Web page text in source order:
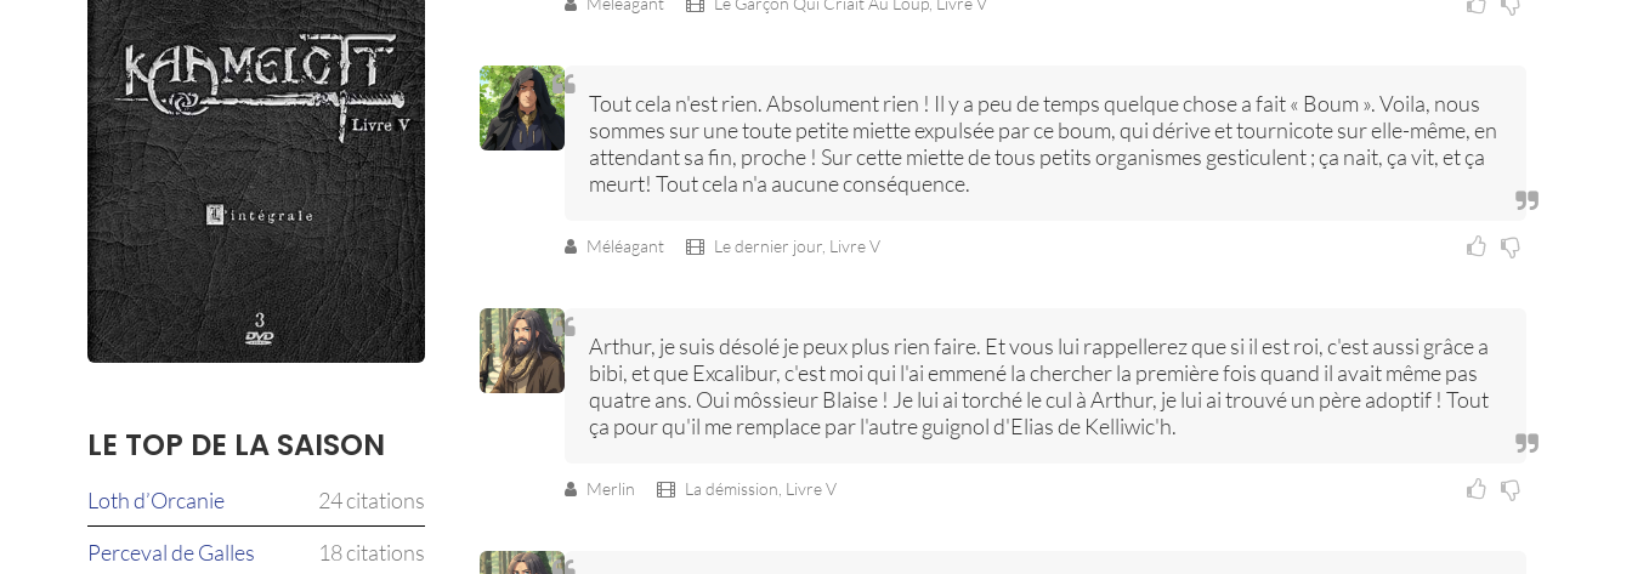
LE TOP DE LA SAISON
Loth d’Orcanie
24 citations
Perceval de Galles
18 citations
Tout cela n'est rien. Absolument rien ! Il y a peu de temps quelque chose a fait « Boum ». Voila, nous
sommes sur une toute petite miette expulsée par ce boum, qui dérive et tournicote sur elle-même, en
attendant sa fin, proche ! Sur cette miette de tous petits organismes gesticulent ; ça nait, ça vit, et ça
meurt! Tout cela n'a aucune conséquence.
Méléagant Le dernier jour, Livre V
Arthur, je suis désolé je peux plus rien faire. Et vous lui rappellerez que si il est roi, c'est aussi grâce a
bibi, et que Excalibur, c'est moi qui l'ai emmené la chercher la première fois quand il avait même pas
quatre ans. Oui môssieur Blaise ! Je lui ai torché le cul à Arthur, je lui ai trouvé un père adoptif ! Tout
ça pour qu'il me remplace par l'autre guignol d'Elias de Kelliwic'h.
Merlin La démission, Livre V